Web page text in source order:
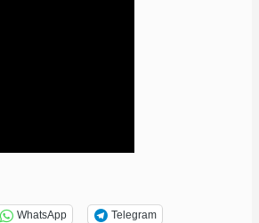
WhatsApp Telegram